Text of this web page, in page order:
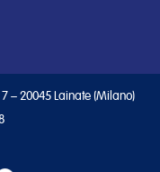
– 20045 Lainate (Milano)